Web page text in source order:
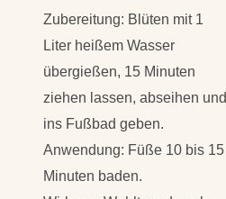
Zubereitung: Blüten mit 1
Liter heißem Wasser
übergießen, 15 Minuten
ziehen lassen, abseihen und
ins Fußbad geben.
Anwendung: Füße 10 bis 15
Minuten baden.